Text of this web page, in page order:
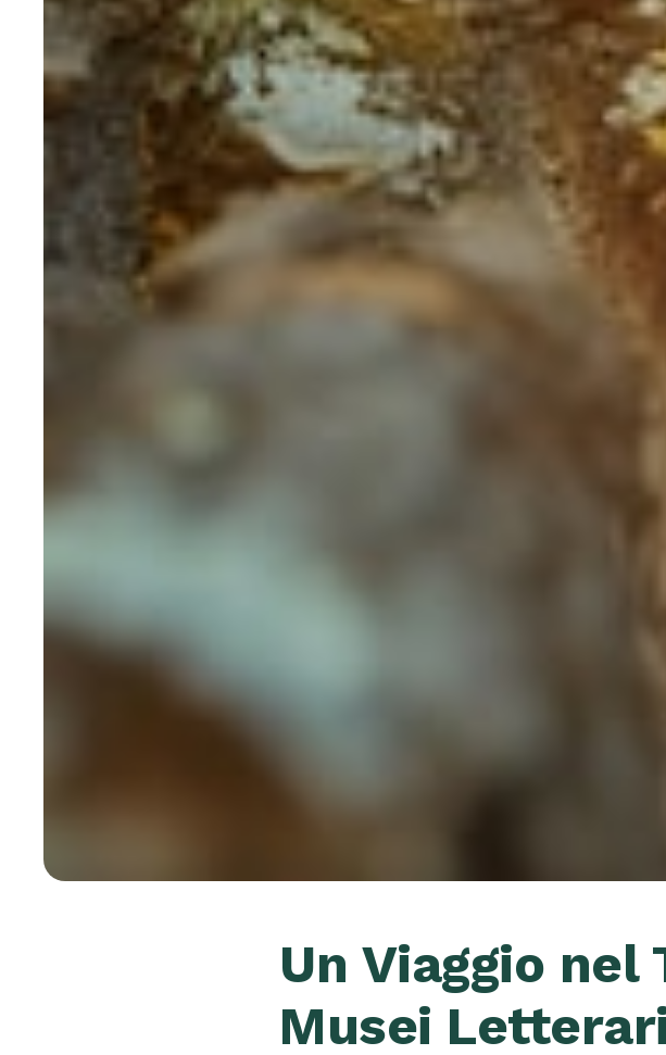
Un Viaggio nel
Musei